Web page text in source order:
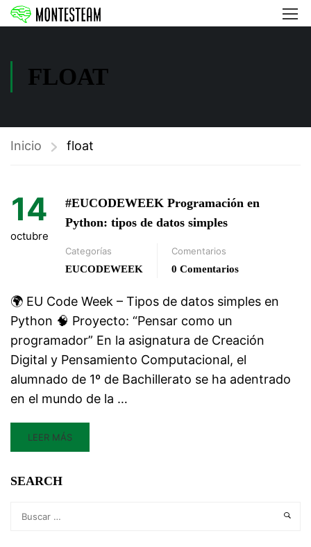
FLOAT
Inicio float
14
octubre
#EUCODEWEEK Programación en
Python: tipos de datos simples
Categorías
EUCODEWEEK
Comentarios
0 Comentarios
🌍 EU Code Week – Tipos de datos simples en
Python 🧠 Proyecto: “Pensar como un
programador” En la asignatura de Creación
Digital y Pensamiento Computacional, el
alumnado de 1º de Bachillerato se ha adentrado
en el mundo de la …
LEER MÁS
SEARCH